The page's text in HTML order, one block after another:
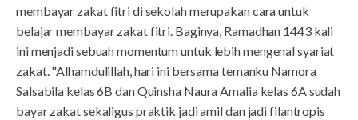
membayar zakat fitri di sekolah merupakan cara untuk
belajar membayar zakat fitri. Baginya, Ramadhan 1443 kali
ini menjadi sebuah momentum untuk lebih mengenal syariat
zakat. "Alhamdulillah, hari ini bersama temanku Namora
Salsabila kelas 6B dan Quinsha Naura Amalia kelas 6A sudah
bayar zakat sekaligus praktik jadi amil dan jadi filantropis